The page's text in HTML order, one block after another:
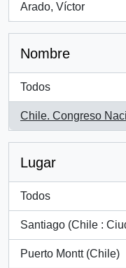
Arado, Víctor
, 1 resultados
Nombre
Todos
Chile. Congreso
, 1 resultados
Lugar
Todos
Santiago (Chile :
, 1 resultados
Puerto Montt (Chile)
, 1 resultados